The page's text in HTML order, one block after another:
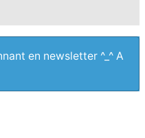
en newsletter ^_^ A